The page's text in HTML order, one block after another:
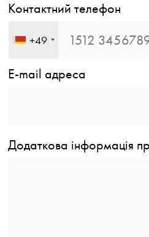
Контактний телефон
+49
E-mail адреса
Додаткова інформація